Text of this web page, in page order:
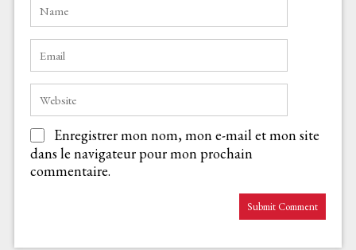
Enregistrer mon nom, mon e-mail et mon site
dans le navigateur pour mon prochain
commentaire.